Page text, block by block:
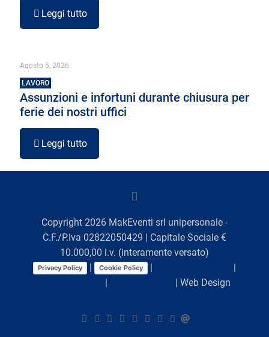
Leggi tutto
Agosto 5, 2026
LAVORO
Assunzioni e infortuni durante chiusura per
ferie dei nostri uffici
Leggi tutto
Copyright 2026 MakEventi srl unipersonale -
C.F./P.Iva 02822050429 | Capitale Sociale €
10.000,00 i.v. (interamente versato)
Privacy Policy | Cookie Policy |
|
|
| Web Design